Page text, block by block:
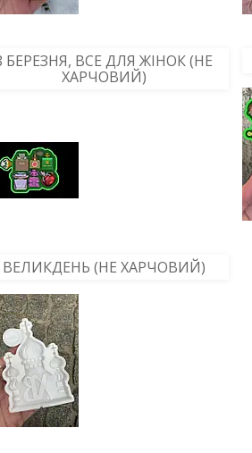
БЕРЕЗНЯ, ВСЕ ДЛЯ ЖІНОК (НЕ
ХАРЧОВИЙ)
ВЕЛИКДЕНЬ (НЕ ХАРЧОВИЙ)